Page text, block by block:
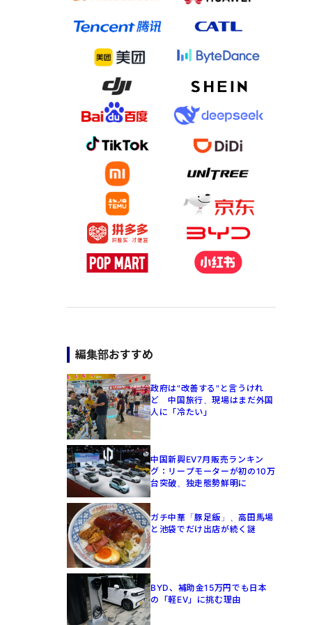
編集部おすすめ
政府は"改善する"と言うけれ
ど 中国旅行、現場はまだ外国
人に「冷たい」
中国新興EV7月販売ランキン
グ：リープモーターが初の10万
台突破、独走態勢鮮明に
ガチ中華「豚足飯」、高田馬場
と池袋でだけ出店が続く謎
BYD、補助金15万円でも日本
の「軽EV」に挑む理由